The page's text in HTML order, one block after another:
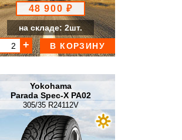
48 900 ₽
на складе: 2шт.
В КОРЗИНУ
Yokohama
Parada Spec-X PA02
305/35 R24112V